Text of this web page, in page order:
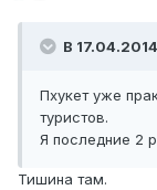
В
Пхукет уже
туристов.
Я последние 2
Тишина там.